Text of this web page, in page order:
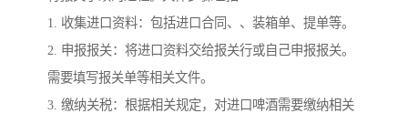
1. 收集进口资料：包括进口合同、、装箱单、提单等。
2. 申报报关：将进口资料交给报关行或自己申报报关。
需要填写报关单等相关文件。
3. 缴纳关税：根据相关规定，对进口啤酒需要缴纳相关